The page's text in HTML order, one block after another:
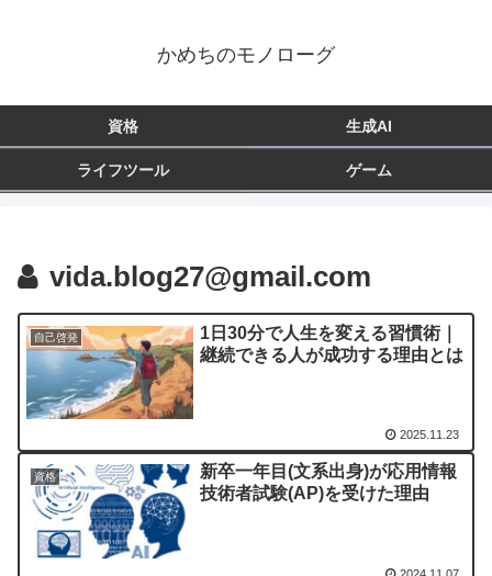
かめちのモノローグ
資格 生成AI
ライフツール ゲーム
vida.blog27@gmail.com
自己啓発
1日30分で人生を変える習慣術｜
継続できる人が成功する理由とは
2025.11.23
資格
新卒一年目(文系出身)が応用情報
技術者試験(AP)を受けた理由